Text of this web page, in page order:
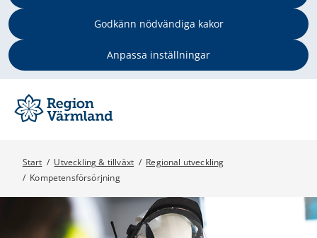
Godkänn nödvändiga kakor
Anpassa inställningar
Start / Utveckling & tillväxt / Regional utveckling
/ Kompetensförsörjning